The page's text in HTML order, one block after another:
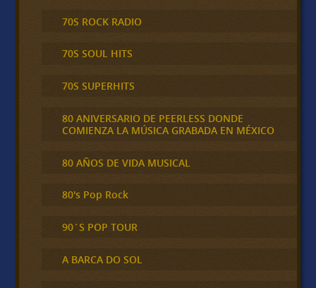
70S ROCK RADIO
70S SOUL HITS
70S SUPERHITS
80 ANIVERSARIO DE PEERLESS DONDE
COMIENZA LA MÚSICA GRABADA EN MÉXICO
80 AÑOS DE VIDA MUSICAL
80's Pop Rock
90´S POP TOUR
A BARCA DO SOL